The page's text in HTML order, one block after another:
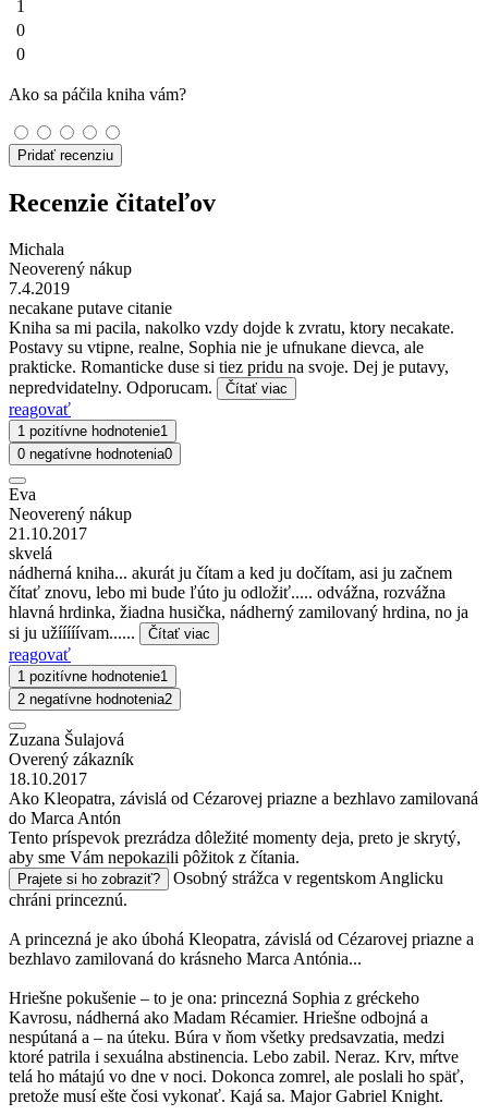
1
0
0
Ako sa páčila kniha vám?
Pridať recenziu
Recenzie čitateľov
Michala
Neoverený nákup
7.4.2019
necakane putave citanie
Kniha sa mi pacila, nakolko vzdy dojde k zvratu, ktory necakate.
Postavy su vtipne, realne, Sophia nie je ufnukane dievca, ale
prakticke. Romanticke duse si tiez pridu na svoje. Dej je putavy,
nepredvidatelny. Odporucam.
Čítať viac
reagovať
1 pozitívne hodnotenie1
0 negatívne hodnotenia0
Eva
Neoverený nákup
21.10.2017
skvelá
nádherná kniha... akurát ju čítam a ked ju dočítam, asi ju začnem
čítať znovu, lebo mi bude ľúto ju odložiť..... odvážna, rozvážna
hlavná hrdinka, žiadna husička, nádherný zamilovaný hrdina, no ja
si ju užííííívam......
Čítať viac
reagovať
1 pozitívne hodnotenie1
2 negatívne hodnotenia2
Zuzana Šulajová
Overený zákazník
18.10.2017
Ako Kleopatra, závislá od Cézarovej priazne a bezhlavo zamilovaná
do Marca Antón
Tento príspevok prezrádza dôležité momenty deja, preto je skrytý,
aby sme Vám nepokazili pôžitok z čítania.
Prajete si ho zobraziť?
Osobný strážca v regentskom Anglicku
chráni princeznú.
A princezná je ako úbohá Kleopatra, závislá od Cézarovej priazne a
bezhlavo zamilovaná do krásneho Marca Antónia...
Hriešne pokušenie – to je ona: princezná Sophia z gréckeho
Kavrosu, nádherná ako Madam Récamier. Hriešne odbojná a
nespútaná a – na úteku. Búra v ňom všetky predsavzatia, medzi
ktoré patrila i sexuálna abstinencia. Lebo zabil. Neraz. Krv, mŕtve
telá ho mátajú vo dne v noci. Dokonca zomrel, ale poslali ho späť,
pretože musí ešte čosi vykonať. Kajá sa. Major Gabriel Knight.